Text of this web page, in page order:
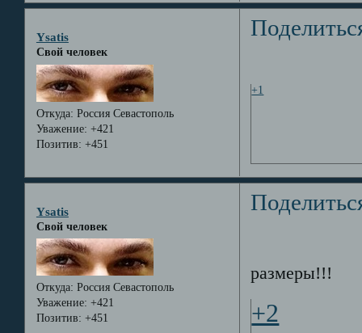
Ysatis
Свой человек
Откуда: Россия Севастополь
Уважение: +421
Позитив: +451
+1
Ysatis
Свой человек
Откуда: Россия Севастополь
Уважение: +421
Позитив: +451
размеры!!!
+2